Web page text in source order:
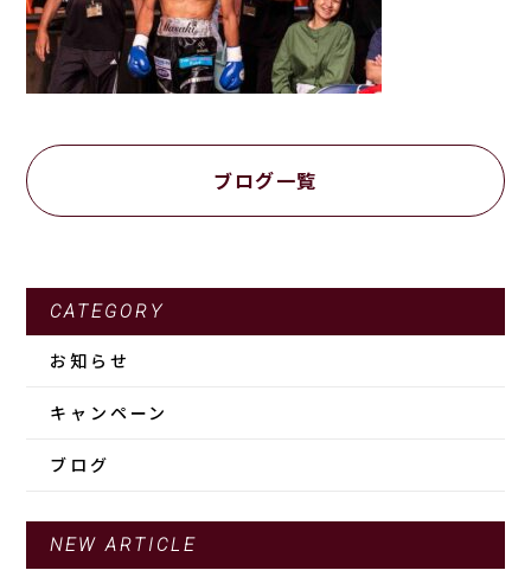
ブログ一覧
CATEGORY
お知らせ
キャンペーン
ブログ
NEW ARTICLE